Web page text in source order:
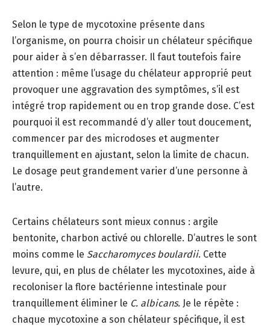
Selon le type de mycotoxine présente dans
l’organisme, on pourra choisir un chélateur spécifique
pour aider à s’en débarrasser. Il faut toutefois faire
attention : même l’usage du chélateur approprié peut
provoquer une aggravation des symptômes, s’il est
intégré trop rapidement ou en trop grande dose. C’est
pourquoi il est recommandé d’y aller tout doucement,
commencer par des microdoses et augmenter
tranquillement en ajustant, selon la limite de chacun.
Le dosage peut grandement varier d’une personne à
l’autre.
Certains chélateurs sont mieux connus : argile
bentonite, charbon activé ou chlorelle. D’autres le sont
moins comme le Saccharomyces boulardii. Cette
levure, qui, en plus de chélater les mycotoxines, aide à
recoloniser la flore bactérienne intestinale pour
tranquillement éliminer le C. albicans. Je le répète :
chaque mycotoxine a son chélateur spécifique, il est